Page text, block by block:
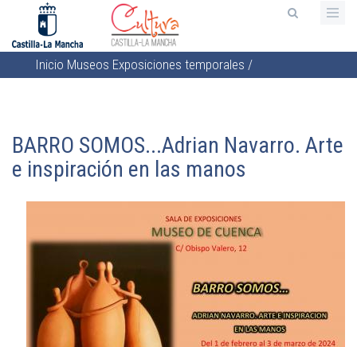
contenido
principal
Sobrescribir
ayuda
a
Inicio Museos Exposiciones temporales /
BARRO SOMOS...Adrian Navarro. Arte
e inspiración en las manos